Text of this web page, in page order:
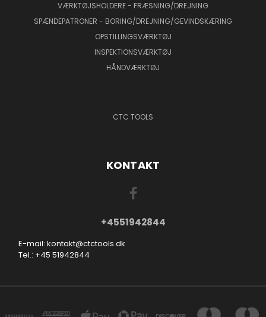
VÆRKTØJSHOLDERE - FRÆSNING/DREJNING
SPÆNDEPATRONER - BORING/DREJNING/GEVINDSKÆRING
OPSTILLINGSVÆRKTØJ
INSPEKTIONSVÆRKTØJ
HÅNDVÆRKTØJ
CTC TOOLS
KONTAKT
+4551942844
E-mail: kontakt@ctctools.dk
Tel.: +45 51942844